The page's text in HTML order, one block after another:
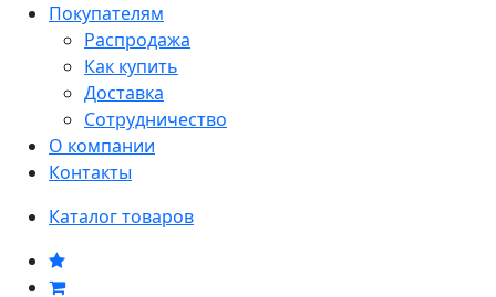
Покупателям
Распродажа
Как купить
Доставка
Сотрудничество
О компании
Контакты
Каталог товаров